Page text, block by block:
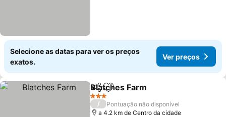
Selecione as datas para ver os preços
exatos.
Ver preços
PartilharAdicionar aos favoritos
Blatches Farm
3 Estrelas
/
Pontuação não disponível
a 4.2 km de Centro da cidade